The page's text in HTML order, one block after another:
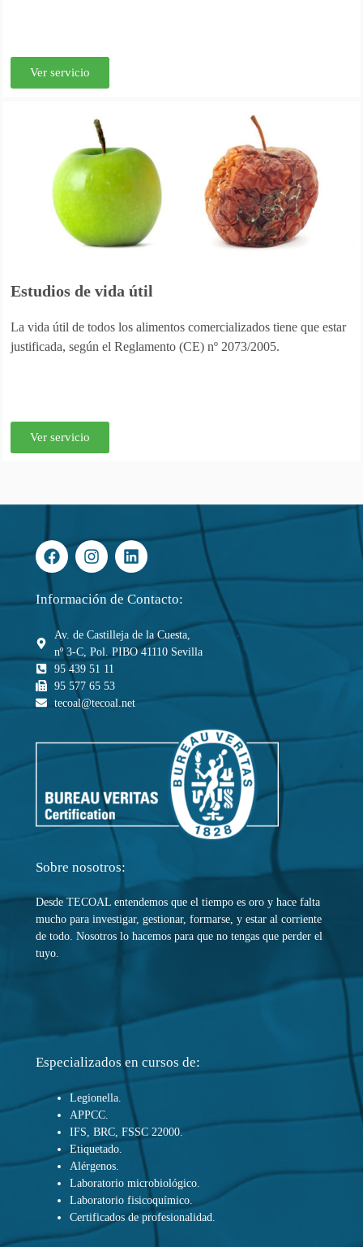
Ver servicio
Estudios de vida útil
La vida útil de todos los alimentos comercializados tiene que estar
justificada, según el Reglamento (CE) nº 2073/2005.
Ver servicio
Información de Contacto:
Av. de Castilleja de la Cuesta,
nº 3-C, Pol. PIBO 41110 Sevilla
95 439 51 11
95 577 65 53
tecoal@tecoal.net
Sobre nosotros:
Desde TECOAL entendemos que el tiempo es oro y hace falta
mucho para investigar, gestionar, formarse, y estar al corriente
de todo. Nosotros lo hacemos para que no tengas que perder el
tuyo.
Especializados en cursos de:
Legionella.
APPCC.
IFS, BRC, FSSC 22000.
Etiquetado.
Alérgenos.
Laboratorio microbiológico.
Laboratorio fisicoquímico.
Certificados de profesionalidad.